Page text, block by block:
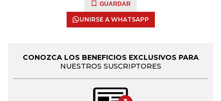
GUARDAR
UNIRSE A WHATSAPP
CONOZCA LOS BENEFICIOS EXCLUSIVOS PARA
NUESTROS SUSCRIPTORES